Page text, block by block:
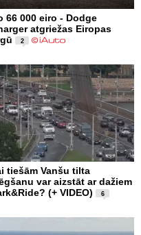
66 000 eiro - Dodge
atgriežas Eiropas
2
tiešām Vanšu tilta
var aizstāt ar dažiem
(+ VIDEO)
6